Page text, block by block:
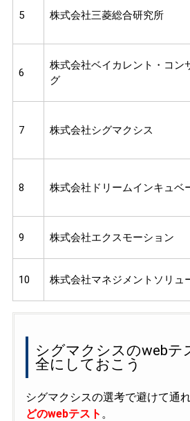
5 株式会社三菱総合研究所
6
株式会社ベイカレント・コン
グ
7 株式会社シグマクシス
8 株式会社ドリームインキュベ
9 株式会社エクスモーション
10 株式会社マネジメントソリュ
シグマクシスのwebテ
全にしておこう
シグマクシスの選考で避けて通
どのwebテスト 。